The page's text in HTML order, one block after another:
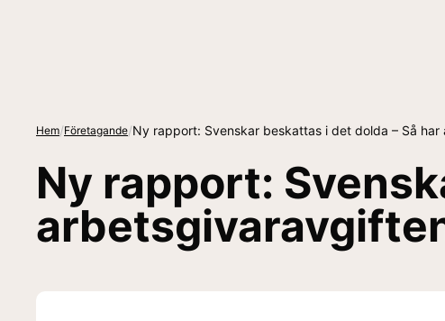
Hem/Företagande/Ny rapport: Svenskar beskattas i det dolda – Så
Ny rapport: